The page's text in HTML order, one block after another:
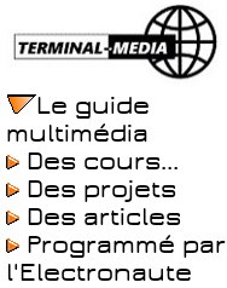
Le guide
multimédia
Des cours...
Des projets
Des articles
Programmé par
l'Electronaute